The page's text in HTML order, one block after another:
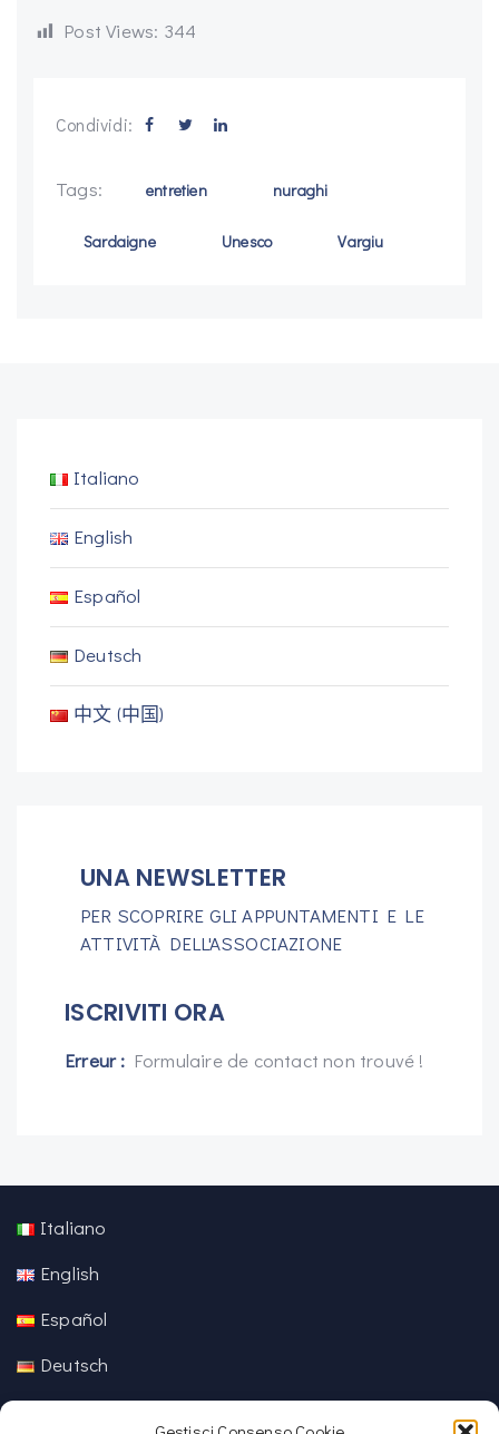
Post Views: 344
Condividi:
Tags: entretien nuraghi
Sardaigne Unesco Vargiu
Italiano
English
Español
Deutsch
中文 (中国)
UNA NEWSLETTER
PER SCOPRIRE GLI APPUNTAMENTI E LE
ATTIVITÀ DELL'ASSOCIAZIONE
ISCRIVITI ORA
Erreur : Formulaire de contact non trouvé !
Italiano
English
Español
Deutsch